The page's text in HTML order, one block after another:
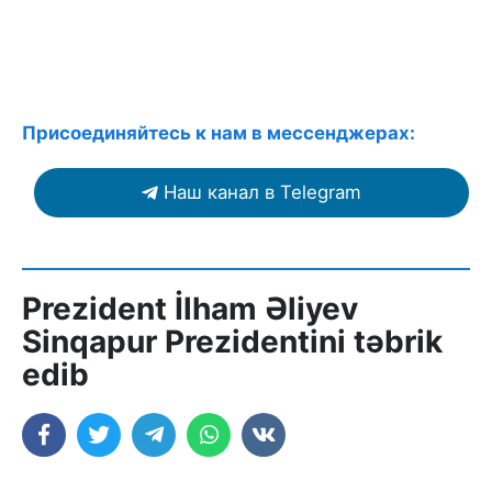
Присоединяйтесь к нам в мессенджерах:
Наш канал в Telegram
Prezident İlham Əliyev
Sinqapur Prezidentini təbrik
edib